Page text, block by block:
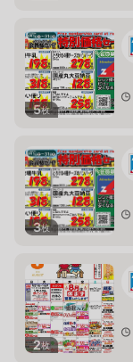
5枚
3枚
2枚